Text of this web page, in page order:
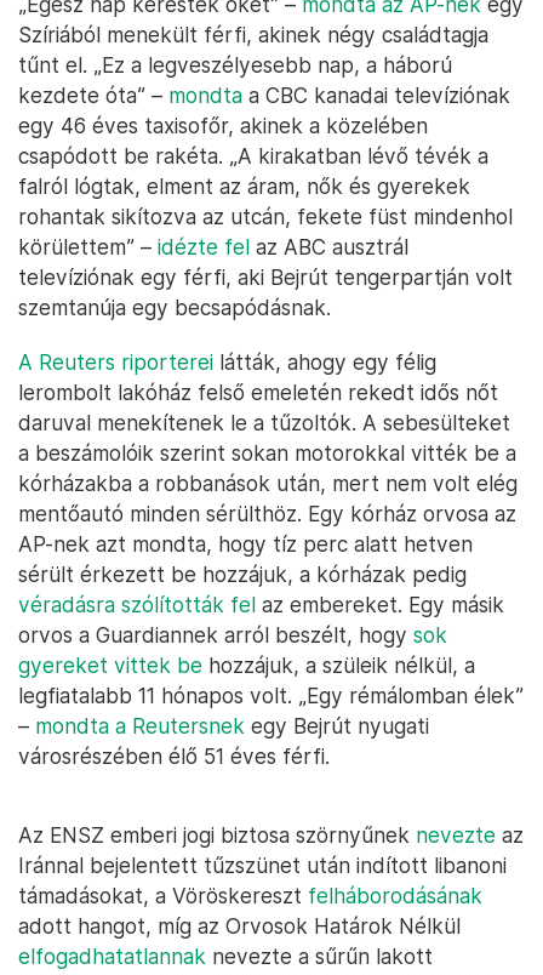
Szíriából menekült férfi, akinek négy családtagja
tűnt el. „Ez a legveszélyesebb nap, a háború
kezdete óta” – mondta a CBC kanadai televíziónak
egy 46 éves taxisofőr, akinek a közelében
csapódott be rakéta. „A kirakatban lévő tévék a
falról lógtak, elment az áram, nők és gyerekek
rohantak sikítozva az utcán, fekete füst mindenhol
körülettem” – idézte fel az ABC ausztrál
televíziónak egy férfi, aki Bejrút tengerpartján volt
szemtanúja egy becsapódásnak.
A Reuters riporterei látták, ahogy egy félig
lerombolt lakóház felső emeletén rekedt idős nőt
daruval menekítenek le a tűzoltók. A sebesülteket
a beszámolóik szerint sokan motorokkal vitték be a
kórházakba a robbanások után, mert nem volt elég
mentőautó minden sérülthöz. Egy kórház orvosa az
AP-nek azt mondta, hogy tíz perc alatt hetven
sérült érkezett be hozzájuk, a kórházak pedig
véradásra szólították fel az embereket. Egy másik
orvos a Guardiannek arról beszélt, hogy sok
gyereket vittek be hozzájuk, a szüleik nélkül, a
legfiatalabb 11 hónapos volt. „Egy rémálomban élek”
– mondta a Reutersnek egy Bejrút nyugati
városrészében élő 51 éves férfi.
Az ENSZ emberi jogi biztosa szörnyűnek nevezte az
Iránnal bejelentett tűzszünet után indított libanoni
támadásokat, a Vöröskereszt felháborodásának
adott hangot, míg az Orvosok Határok Nélkül
elfogadhatatlannak nevezte a sűrűn lakott